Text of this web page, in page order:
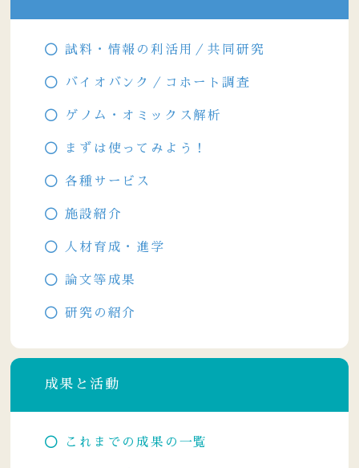
試料・情報の利活用／共同研究
バイオバンク／コホート調査
ゲノム・オミックス解析
まずは使ってみよう！
各種サービス
施設紹介
人材育成・進学
論文等成果
研究の紹介
成果と活動
これまでの成果の一覧